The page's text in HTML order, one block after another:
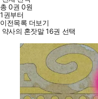
총0권 0원
1권부터
이전목록 더보기
약사의 혼잣말 16권 선택